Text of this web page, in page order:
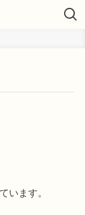
います。